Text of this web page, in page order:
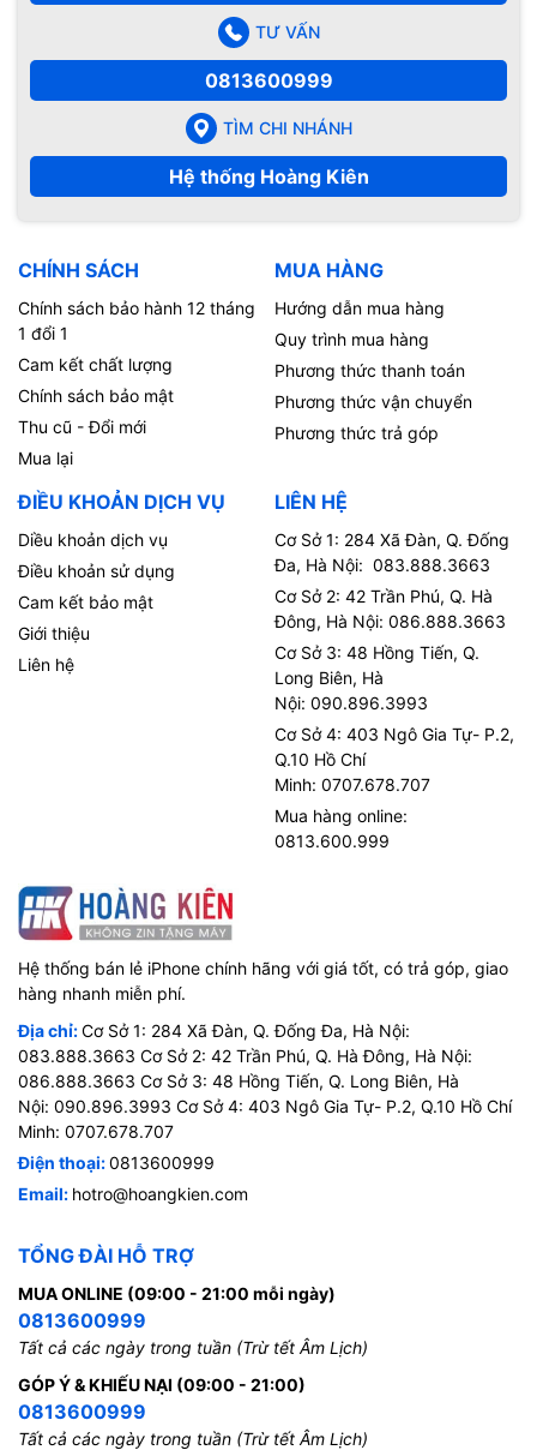
TƯ VẤN
0813600999
TÌM CHI NHÁNH
Hệ thống Hoàng Kiên
CHÍNH SÁCH
Chính sách bảo hành 12 tháng
1 đổi 1
Cam kết chất lượng
Chính sách bảo mật
Thu cũ - Đổi mới
Mua lại
MUA HÀNG
Hướng dẫn mua hàng
Quy trình mua hàng
Phương thức thanh toán
Phương thức vận chuyển
Phương thức trả góp
ĐIỀU KHOẢN DỊCH VỤ
Diều khoản dịch vụ
Điều khoản sử dụng
Cam kết bảo mật
Giới thiệu
Liên hệ
LIÊN HỆ
Cơ Sở 1: 284 Xã Đàn, Q. Đống
Đa, Hà Nội: 083.888.3663
Cơ Sở 2: 42 Trần Phú, Q. Hà
Đông, Hà Nội: 086.888.3663
Cơ Sở 3: 48 Hồng Tiến, Q.
Long Biên, Hà
Nội: 090.896.3993
Cơ Sở 4: 403 Ngô Gia Tự- P.2,
Q.10 Hồ Chí
Minh: 0707.678.707
Mua hàng online:
0813.600.999
Hệ thống bán lẻ iPhone chính hãng với giá tốt, có trả góp, giao
hàng nhanh miễn phí.
Địa chỉ:Cơ Sở 1: 284 Xã Đàn, Q. Đống Đa, Hà Nội:
083.888.3663 Cơ Sở 2: 42 Trần Phú, Q. Hà Đông, Hà Nội:
086.888.3663 Cơ Sở 3: 48 Hồng Tiến, Q. Long Biên, Hà
Nội: 090.896.3993 Cơ Sở 4: 403 Ngô Gia Tự- P.2, Q.10 Hồ Chí
Minh: 0707.678.707
Điện thoại:0813600999
Email: hotro@hoangkien.com
TỔNG ĐÀI HỖ TRỢ
MUA ONLINE (09:00 - 21:00 mỗi ngày)
0813600999
Tất cả các ngày trong tuần (Trừ tết Âm Lịch)
GÓP Ý & KHIẾU NẠI (09:00 - 21:00)
0813600999
Tất cả các ngày trong tuần (Trừ tết Âm Lịch)